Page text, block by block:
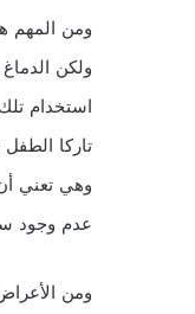
ومن المهم
ولكن
استخدام
تاركا
وهي تعني
عدم وجود
ومن